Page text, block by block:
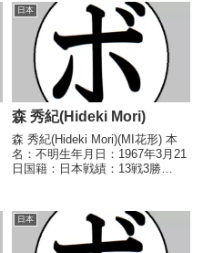
日本
森 秀紀(Hideki Mori)
森 秀紀(Hideki Mori)(MI花形) 本
名：不明生年月日：1967年3月21
日国籍：日本戦績：13戦3勝
●3RKO 赤城 正国(宮
田)1990/02/11 ●1...
日本